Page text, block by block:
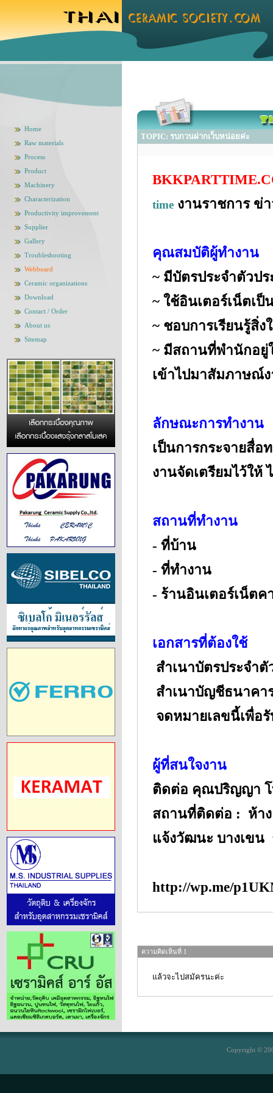
Home
Raw materials
Process
Product
Machinery
Characterization
Productivity improvement
Supplier
Gallery
Troubleshooting
Webboard
Ceramic organizations
Download
Contact / Order
About us
Sitemap
TOPIC: รบกวนฝากเว็บหน่อยค่ะ
time งานราชการ ข่
คุณสมบัติผู้ทำงาน
~ มีบัตรประจำตัวป
~ ใช้อินเตอร์เน็ตเป็
~ ชอบการเรียนรู้สิ่ง
~ มีสถานที่พำนักอยู่
เข้าไปมาสัมภาษณ์ง
ลักษณะการทำงาน
เป็นการกระจายสื่อ
งานจัดเตรียมไว้ให้
สถานที่ทำงาน
- ที่บ้าน
- ที่ทำงาน
- ร้านอินเตอร์เน็ตค
เอกสารที่ต้องใช้
 สำเนาบัตรประจ
 สำเนาบัญชีธนาค
 จดหมายเลขนี้เพื่
ผู้ที่สนใจงาน
ติดต่อ คุณปริญญา
สถานที่ติดต่อ : ห้าง
แจ้งวัฒนะ บางเขน
http://wp.me/
ความคิดเห็นที่ 1
แล้วจะไปสมัครนะค่ะ
Copyright ©